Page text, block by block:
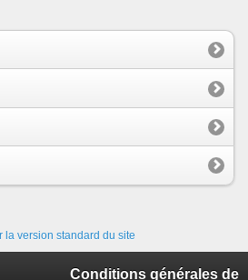
la version standard du site
Conditions générales de